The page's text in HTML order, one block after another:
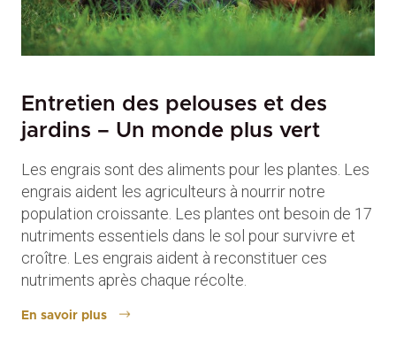
Entretien des pelouses et des
jardins – Un monde plus vert
Les engrais sont des aliments pour les plantes. Les
engrais aident les agriculteurs à nourrir notre
population croissante. Les plantes ont besoin de 17
nutriments essentiels dans le sol pour survivre et
croître. Les engrais aident à reconstituer ces
nutriments après chaque récolte.
En savoir plus